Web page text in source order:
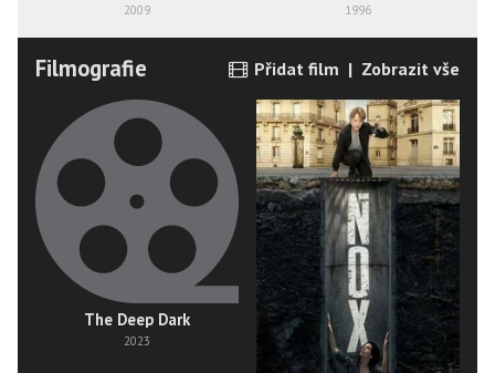
2009 1996
Filmografie Přidat film | Zobrazit vše
The Deep Dark
2023